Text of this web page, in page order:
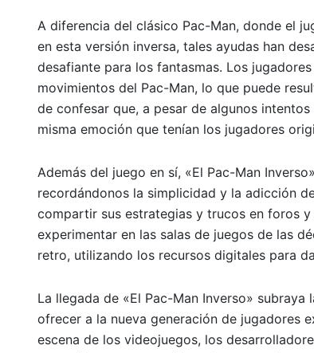
A diferencia del clásico Pac-Man, donde el
en esta versión inversa, tales ayudas han
desafiante para los fantasmas. Los
movimientos del Pac-Man, lo que puede
de confesar que, a pesar de algunos
misma emoción que tenían los jugadores
Además del juego en sí, «El Pac-Man
recordándonos la simplicidad y la adicción
compartir sus estrategias y trucos en foros
experimentar en las salas de juegos de las
retro, utilizando los recursos digitales para
La llegada de «El Pac-Man Inverso»
ofrecer a la nueva generación de jugadores
escena de los videojuegos, los